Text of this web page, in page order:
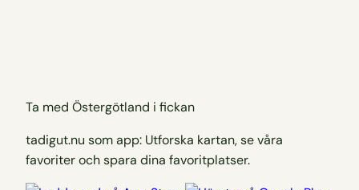
Ta med Östergötland i fickan
tadigut.nu som app: Utforska kartan, se våra
favoriter och spara dina favoritplatser.